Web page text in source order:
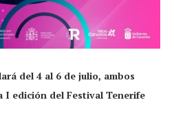
del 4 al 6 de julio, ambos
I edición del Festival Tenerife